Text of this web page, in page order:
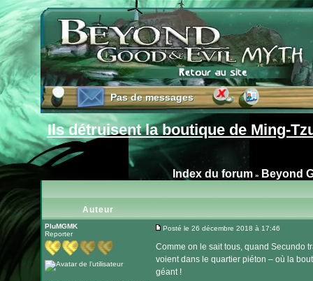
Pas de messages
Pas de messages
Ils détruisent la boutique de Ming-
Index du forum» Beyond
Auteur
PluMGMK
Reporter
Posté le 26 décembre 2018 à 17:46
Comme on le sait tous, quand Secundo
voient dans le quartier piéton – où la
géant !